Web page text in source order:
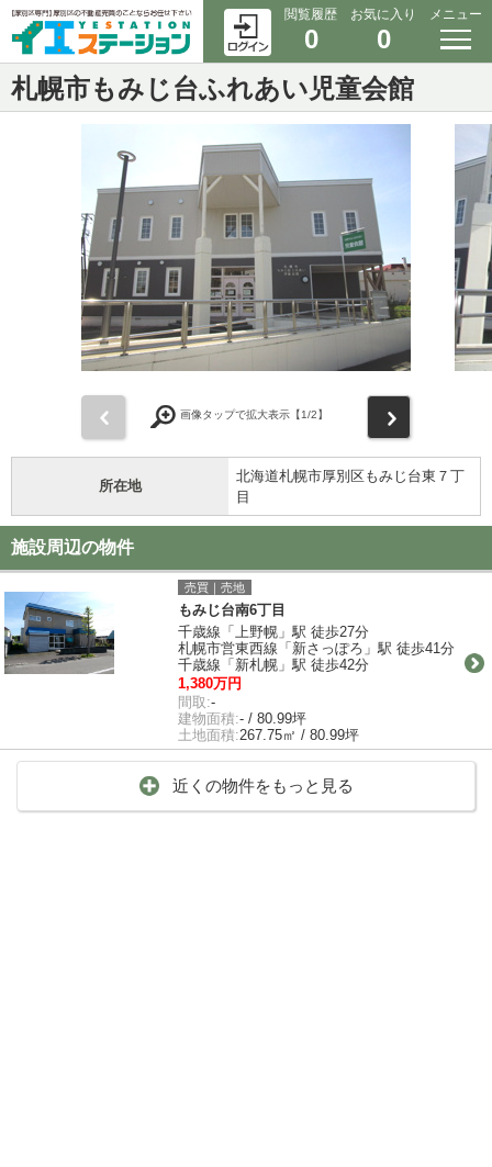
閲覧履歴
0
お気に入り
0
メニュー
札幌市もみじ台ふれあい児童会館
画像タップで拡大表示【1/2】
所在地
北海道札幌市厚別区もみじ台東７丁
目
施設周辺の物件
売買｜売地
もみじ台南6丁目
千歳線「上野幌」駅 徒歩27分
札幌市営東西線「新さっぽろ」駅 徒歩41分
千歳線「新札幌」駅 徒歩42分
1,380万円
間取:-
建物面積:- / 80.99坪
土地面積:267.75㎡ / 80.99坪
近くの物件をもっと見る